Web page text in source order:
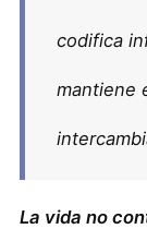
codifica
mantiene
La vida no